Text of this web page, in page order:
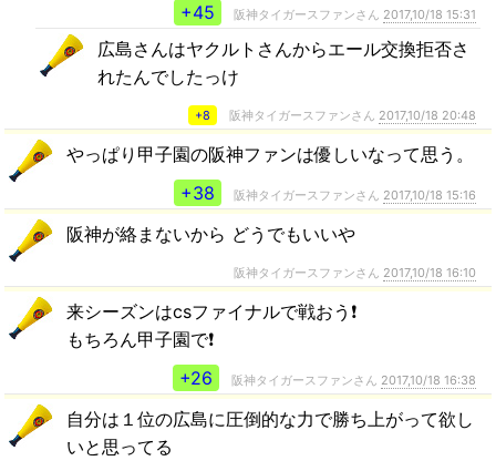
+45
阪神タイガースファンさん 2017,10/18 15:31
広島さんはヤクルトさんからエール交換拒否さ
れたんでしたっけ
+8 阪神タイガースファンさん 2017,10/18 20:48
やっぱり甲子園の阪神ファンは優しいなって思う。
+38
阪神タイガースファンさん 2017,10/18 15:16
阪神が絡まないから どうでもいいや
阪神タイガースファンさん 2017,10/18 16:10
来シーズンはcsファイナルで戦おう❗
もちろん甲子園で❗
+26
阪神タイガースファンさん 2017,10/18 16:38
自分は１位の広島に圧倒的な力で勝ち上がって欲し
いと思ってる